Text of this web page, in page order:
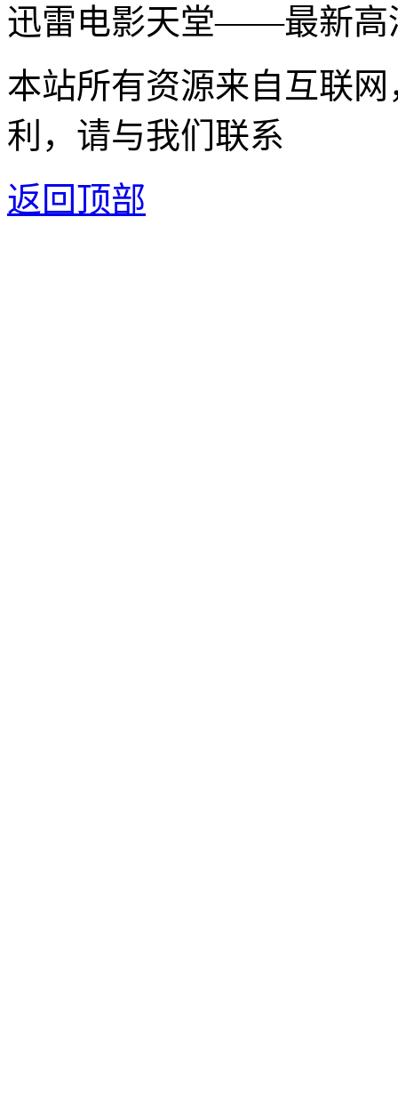
迅雷电影天堂——最新高
本站所有资源来自互联
利，请与我们联系
返回顶部